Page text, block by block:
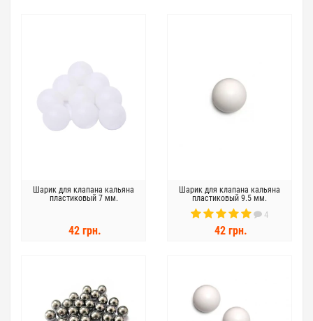
Шарик для клапана кальяна
пластиковый 7 мм.
42 грн.
Шарик для клапана кальяна
пластиковый 9.5 мм.
4
42 грн.